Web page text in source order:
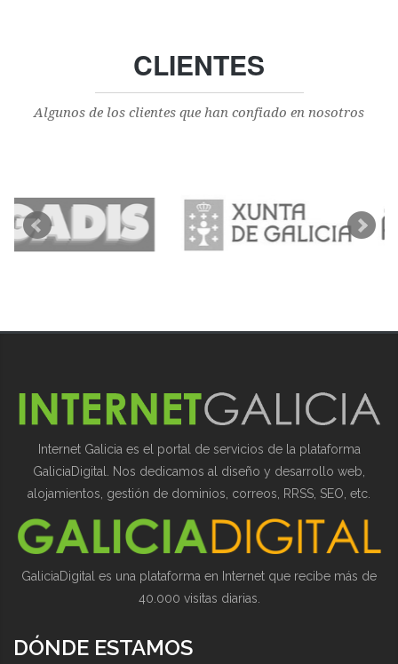
CLIENTES
Algunos de los clientes que han confiado en nosotros
Internet Galicia es el portal de servicios de la plataforma
GaliciaDigital. Nos dedicamos al diseño y desarrollo web,
alojamientos, gestión de dominios, correos, RRSS, SEO, etc.
GaliciaDigital es una plataforma en Internet que recibe más de
40.000 visitas diarias.
DÓNDE ESTAMOS